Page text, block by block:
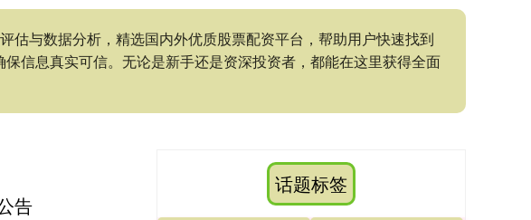
估与数据分析，精选国内外优质股票配资平台，帮助用户快速找到
信息真实可信。无论是新手还是资深投资者，都能在这里获得全面
告
话题标签